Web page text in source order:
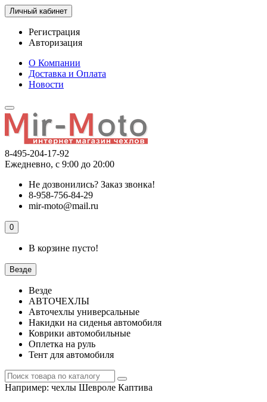
Личный кабинет
Регистрация
Авторизация
О Компании
Доставка и Оплата
Новости
8-495-204-17-92
Ежедневно, с 9:00 до 20:00
Не дозвонились? Заказ звонка!
8-958-756-84-29
mir-moto@mail.ru
0
В корзине пусто!
Везде
Везде
АВТОЧЕХЛЫ
Авточехлы универсальные
Накидки на сиденья автомобиля
Коврики автомобильные
Оплетка на руль
Тент для автомобиля
Например: чехлы Шевроле Каптива